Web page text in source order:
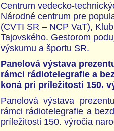
Centrum vedecko-
Národné centrum pre
(CVTI SR – NCP VaT),
Tajovského. Gestorom
výskumu a športu SR.
Panelová výstava
rámci rádiotelegrafie a
koná pri príležitosti 150.
Panelová výstava
rámci rádiotelegrafie a
príležitosti 150. výročia